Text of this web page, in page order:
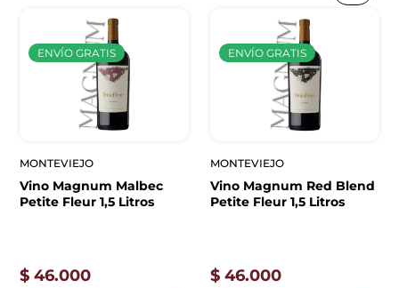
ENVÍO GRATIS
MONTEVIEJO
Vino Magnum Malbec
Petite Fleur 1,5 Litros
$ 46.000
ENVÍO GRATIS
MONTEVIEJO
Vino Magnum Red Blend
Petite Fleur 1,5 Litros
$ 46.000